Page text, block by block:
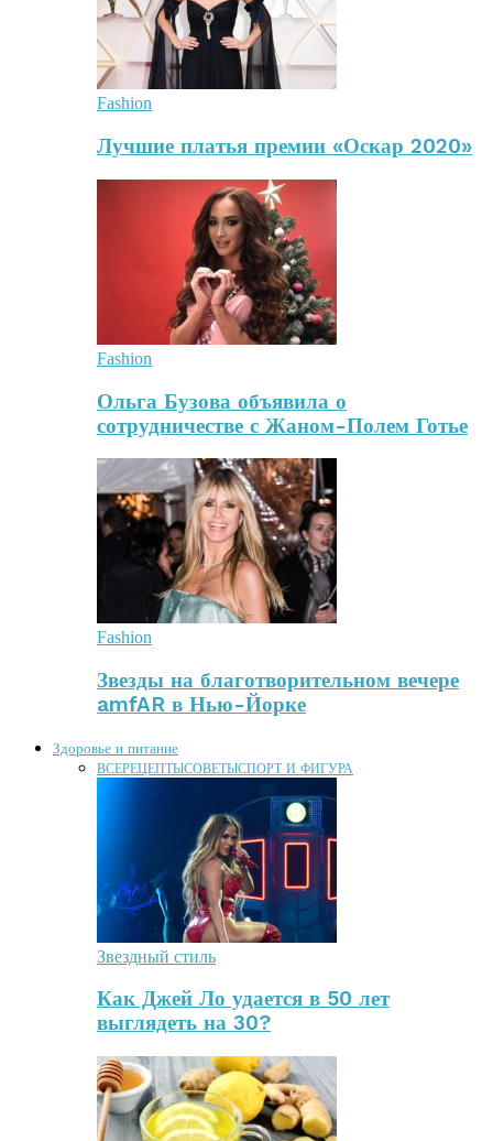
Fashion
Лучшие платья премии «Оскар 2020»
Fashion
Ольга Бузова объявила о
сотрудничестве с Жаном-Полем Готье
Fashion
Звезды на благотворительном вечере
amfAR в Нью-Йорке
Здоровье и питание
ВСЕРЕЦЕПТЫСОВЕТЫСПОРТ И ФИГУРА
Звездный стиль
Как Джей Ло удается в 50 лет
выглядеть на 30?